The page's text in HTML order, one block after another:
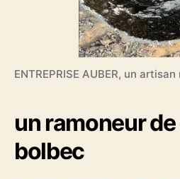
ENTREPRISE AUBER, un
un ramoneur
bolbec